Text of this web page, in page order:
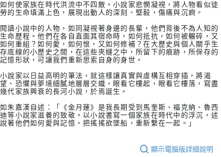
如何使家族在時代洪流中不四散。小說家悲憫凝視，將人物看似徒
勞的生命填滿上色，展現出動人的深刻、堅毅，傷痛與沉痾。
閱讀小說中的人物，如同凝視著身邊的長輩，他們背後不為人知的
生命歷程。他們在各自直面其宿命時，如何抵抗，如何被輾碎，又
如何重組？如何愛，如何恨，又如何修補？在大歷史與個人關乎生
存底線的小歷史之間，在這些夾縫之中，所留下的痕跡，所保存的
記憶形狀，可讓我們重新思索自身的身世。
小說家以日益高明的筆法，就這樣讓真實與虛構互相穿插，將渴
望、恐懼與夢境細膩地層層交織，眼看它樓起，眼看它樓落，寫盡
幾代家族興衰的長河小說，於焉誕生。
如朱嘉漢自述：「《金月蓮》是我長期受到馬奎斯、福克納、魯西
迪等小說家滋養的致敬。以小說書寫一個家族在時代中的浮沉，述
說著他們如何愛與記憶，把搖搖欲墜船，重新繫在一起。」
顯示電腦版詳細說明